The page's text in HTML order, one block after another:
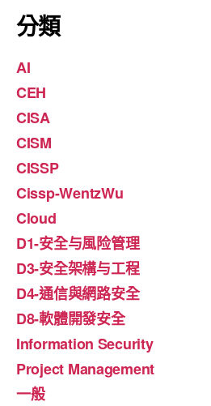
分類
AI
CEH
CISA
CISM
CISSP
Cissp-WentzWu
Cloud
D1-安全与風险管理
D3-安全架構与工程
D4-通信與網路安全
D8-軟體開發安全
Information Security
Project Management
一般